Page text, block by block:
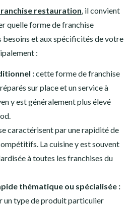
restauration, il convient
quelle forme de franchise
besoins et aux spécificités de votre
:
:cette forme de franchise
sur place et un service à
y est généralement plus élevé
caractérisent par une rapidité de
La cuisine y est souvent
à toutes les franchises du
thématique ou spécialisée :
un type de produit particulier